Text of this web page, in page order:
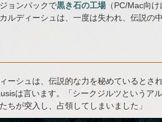
ョンパックで黒き石の工場 （PC/Mac向
ルディーシュは、一度は失われ、伝説の
ィーシュは、伝説的な力を秘めていると
は言います。「シークジルツというア
ちが突入し、占領してしまいました」